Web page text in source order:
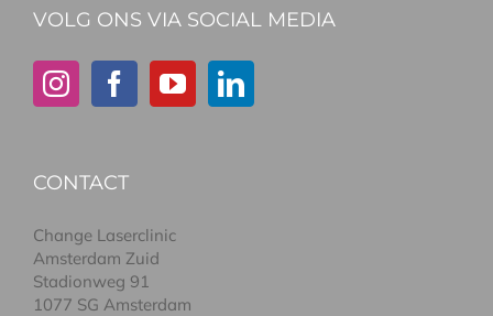
VOLG ONS VIA SOCIAL MEDIA
CONTACT
Change Laserclinic
Amsterdam Zuid
Stadionweg 91
1077 SG Amsterdam